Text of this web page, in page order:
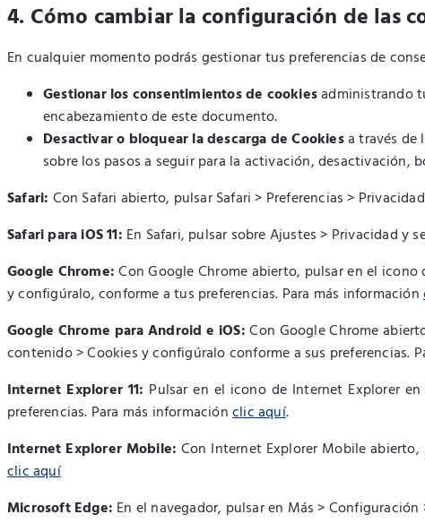
4. Cómo cambiar la configuración de las
En cualquier momento podrás gestionar tus preferencias de
Gestionar los consentimientos de cookiesadministrando
encabezamiento de este documento.
Desactivar o bloquear la descarga de Cookiesa través de
sobre los pasos a seguir para la activación, desactivación,
Safari: Con Safari abierto, pulsar Safari > Preferencias >
Safari para iOS 11: En Safari, pulsar sobre Ajustes > Privacidad y
Google Chrome:Con Google Chrome abierto, pulsar en el
y configúralo, conforme a tus preferencias. Para más información
Google Chrome para Android e iOS:Con Google Chrome
contenido > Cookies y configúralo conforme a sus preferencias.
Internet Explorer 11: Pulsar en el icono de Internet Explorer
preferencias. Para más informaciónclic aquí.
Internet Explorer Mobile: Con Internet Explorer Mobile
clic aquí
Microsoft Edge: En el navegador, pulsar en Más >